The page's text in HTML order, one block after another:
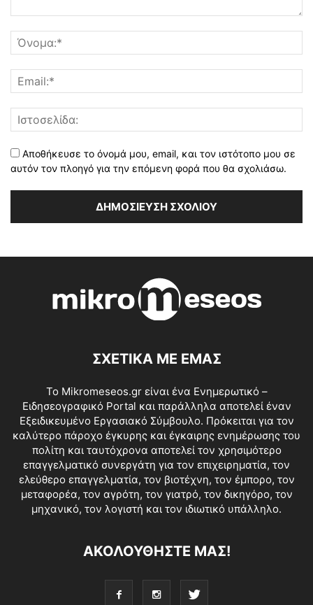
Αποθήκευσε το όνομά μου, email, και τον ιστότοπο μου σε
αυτόν τον πλοηγό για την επόμενη φορά που θα σχολιάσω.
ΣΧΕΤΙΚΑ ΜΕ ΕΜΑΣ
Το Mikromeseos.gr είναι ένα Ενημερωτικό –
Ειδησεογραφικό Portal και παράλληλα αποτελεί έναν
Εξειδικευμένο Εργασιακό Σύμβουλο. Πρόκειται για τον
καλύτερο πάροχο έγκυρης και έγκαιρης ενημέρωσης του
πολίτη και ταυτόχρονα αποτελεί τον χρησιμότερο
επαγγελματικό συνεργάτη για τον επιχειρηματία, τον
ελεύθερο επαγγελματία, τον βιοτέχνη, τον έμπορο, τον
μεταφορέα, τον αγρότη, τον γιατρό, τον δικηγόρο, τον
μηχανικό, τον λογιστή και τον ιδιωτικό υπάλληλο.
ΑΚΟΛΟΥΘΗΣΤΕ ΜΑΣ!